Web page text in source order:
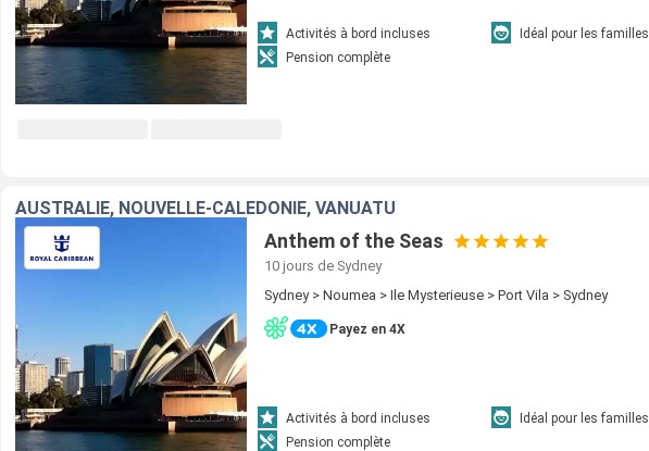
Activités à bord incluses
Idéal pour les familles
Pension complète
AUSTRALIE, NOUVELLE-CALÉDONIE, VANUATU
Anthem of the Seas
10 jours de Sydney
Sydney > Noumea > Ile Mysterieuse > Port Vila > Sydney
Payez en 4X
Activités à bord incluses
Idéal pour les familles
Pension complète